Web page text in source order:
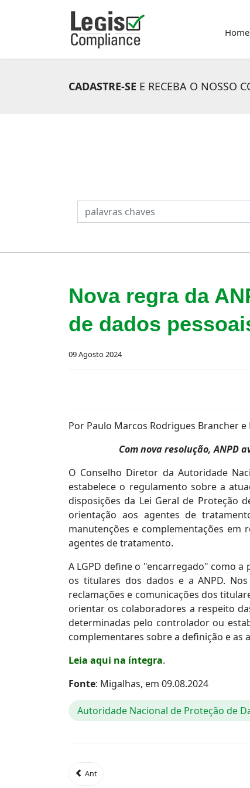
Home
CADASTRE-SE E RECEBA O NOSSO
PESQUISAR
Nova regra da
de dados
09 Agosto 2024
Por Paulo Marcos Rodrigues Brancher
Com nova resolução, ANPD
O Conselho Diretor da Autoridade
estabelece o regulamento sobre a
disposições da Lei Geral de Proteção
orientação aos agentes de
manutenções e complementações em
agentes de tratamento.
A LGPD define o "encarregado" como
os titulares dos dados e a ANPD.
reclamações e comunicações dos
orientar os colaboradores a respeito
determinadas pelo controlador ou
complementares sobre a definição e as
Leia aqui na íntegra.
Fonte: Migalhas, em 09.08.2024
Autoridade Nacional de Proteção de
Ant